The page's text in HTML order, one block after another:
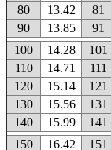
80
13.42 81
90
13.85 91
100
14.28 101
110
14.71 111
120
15.14 121
130
15.56 131
140
15.99 141
150
16.42 151